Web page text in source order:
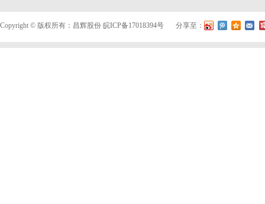
Copyright © 版权所有：昌辉股份 皖ICP备17018394号 分享至：